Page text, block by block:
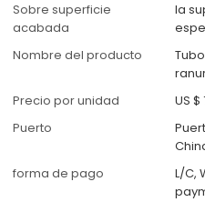
Sobre superficie
acabada
la
Nombre del producto
Precio por unidad
US $
Puerto
forma de pago
L/C,